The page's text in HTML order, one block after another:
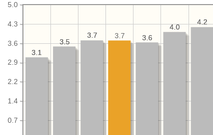
0.7
1.4
2.2
2.9
3.6
4.3
5.0
4.2
4.0
3.6
3.7
3.5
3.1
4.2
4.0
3.6
3.7
3.7
3.5
3.1